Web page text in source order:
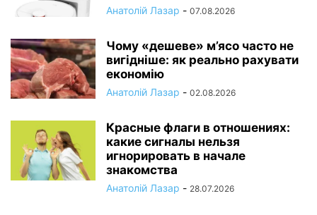
Анатолій Лазар - 07.08.2026
Чому «дешеве» м’ясо часто не
вигідніше: як реально рахувати
економію
Анатолій Лазар - 02.08.2026
Красные флаги в отношениях:
какие сигналы нельзя
игнорировать в начале
знакомства
Анатолій Лазар - 28.07.2026